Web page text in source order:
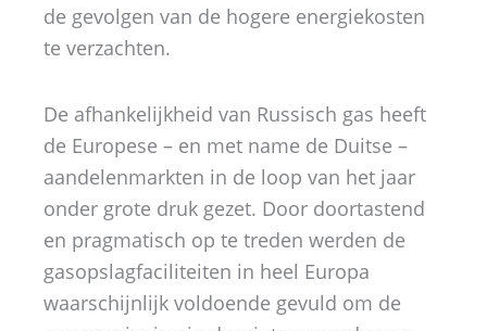
de gevolgen van de hogere energiekosten
te verzachten.
De afhankelijkheid van Russisch gas heeft
de Europese – en met name de Duitse –
aandelenmarkten in de loop van het jaar
onder grote druk gezet. Door doortastend
en pragmatisch op te treden werden de
gasopslagfaciliteiten in heel Europa
waarschijnlijk voldoende gevuld om de